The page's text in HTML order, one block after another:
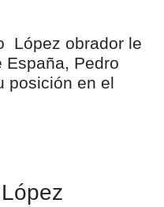
López obrador le
España, Pedro
posición en el
pez